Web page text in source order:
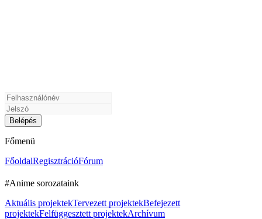
Főmenü
FőoldalRegisztrációFórum
#Anime sorozataink
Aktuális projektekTervezett projektekBefejezett
projektekFelfüggesztett projektekArchívum